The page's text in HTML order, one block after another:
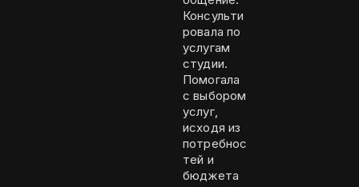
Консульти
ровала по
услугам
студии.
Помогала
с выбором
услуг,
исходя из
потребнос
тей и
бюджета